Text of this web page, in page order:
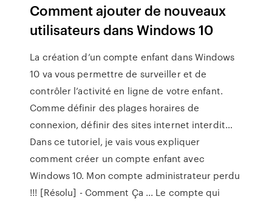
Comment ajouter de nouveaux
utilisateurs dans Windows 10
La création d’un compte enfant dans Windows
10 va vous permettre de surveiller et de
contrôler l’activité en ligne de votre enfant.
Comme définir des plages horaires de
connexion, définir des sites internet interdit…
Dans ce tutoriel, je vais vous expliquer
comment créer un compte enfant avec
Windows 10. Mon compte administrateur perdu
!!! [Résolu] - Comment Ça ... Le compte qui